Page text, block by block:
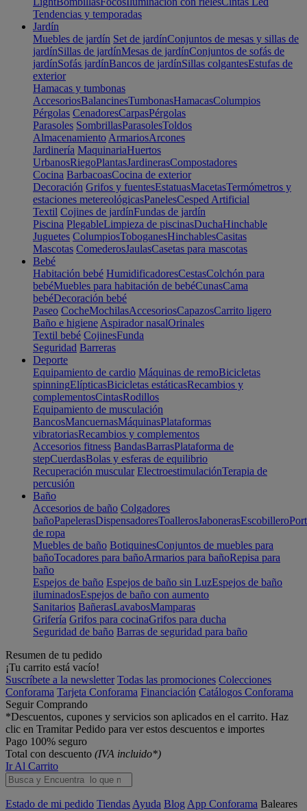
Tendencias y temporadas
Jardín
Muebles de jardín Set de jardínConjuntos de mesas y sillas de
jardínSillas de jardínMesas de jardínConjuntos de sofás de
jardínSofás jardínBancos de jardínSillas colgantesEstufas de
exterior
Hamacas y tumbonas
AccesoriosBalancinesTumbonasHamacasColumpios
Pérgolas CenadoresCarpasPérgolas
Parasoles SombrillasParasolesToldos
Almacenamiento ArmariosArcones
Jardinería MaquinariaHuertos
UrbanosRiegoPlantasJardinerasCompostadores
Cocina BarbacoasCocina de exterior
Decoración Grifos y fuentesEstatuasMacetasTermómetros y
estaciones metereológicasPanelesCesped Artificial
Textil Cojines de jardínFundas de jardín
Piscina PlegableLimpieza de piscinasDuchaHinchable
Juguetes ColumpiosToboganesHinchablesCasitas
Mascotas ComederosJaulasCasetas para mascotas
Bebé
Habitación bebé HumidificadoresCestasColchón para
bebéMuebles para habitación de bebéCunasCama
bebéDecoración bebé
Paseo CocheMochilasAccesoriosCapazosCarrito ligero
Baño e higiene Aspirador nasalOrinales
Textil bebé CojinesFunda
Seguridad Barreras
Deporte
Equipamiento de cardio Máquinas de remoBicicletas
spinningElípticasBicicletas estáticasRecambios y
complementosCintasRodillos
Equipamiento de musculación
BancosMancuernasMáquinasPlataformas
vibratoriasRecambios y complementos
Accesorios fitness BandasBarrasPlataforma de
stepCuerdasBolas y esferas de equilibrio
Recuperación muscular ElectroestimulaciónTerapia de
percusión
Baño
Accesorios de baño Colgadores
bañoPapelerasDispensadoresToallerosJabonerasEscobillero
de ropa
Muebles de baño BotiquinesConjuntos de muebles para
bañoTocadores para bañoArmarios para bañoRepisa para
baño
Espejos de baño Espejos de baño sin LuzEspejos de baño
iluminadosEspejos de baño con aumento
Sanitarios BañerasLavabosMamparas
Grifería Grifos para cocinaGrifos para ducha
Seguridad de baño Barras de seguridad para baño
Resumen de tu pedido
¡Tu carrito está vacío!
Suscríbete a la newsletter Todas las promociones Colecciones
Conforama Tarjeta Conforama Financiación Catálogos Conforama
Seguir Comprando
*Descuentos, cupones y servicios son aplicados en el carrito. Haz
clic en Tramitar Pedido para ver estos descuentos e importes
Pago 100% seguro
Total con descuento (IVA incluido*)
Ir Al Carrito
Estado de mi pedido Tiendas Ayuda Blog App Conforama Baleares